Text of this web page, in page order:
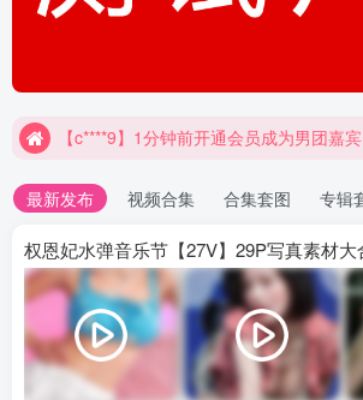
【c****9】1分钟前开通会员成为男团嘉宾
最新发布 视频合集 合集套图 专辑